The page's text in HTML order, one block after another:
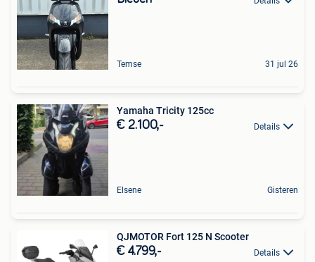
Temse 31 jul 26
Yamaha Tricity 125cc
€ 2.100,- Details
Elsene Gisteren
QJMOTOR Fort 125 N Scooter
€ 4.799,- Details